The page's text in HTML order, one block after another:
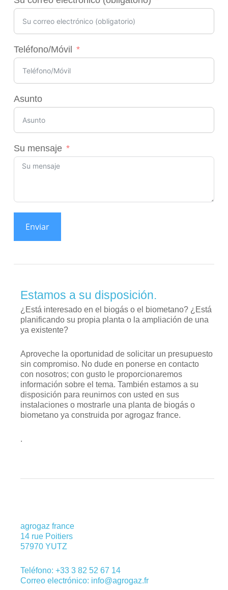
Teléfono/Móvil
Asunto
Su mensaje
Enviar
Estamos a su disposición.
¿Está interesado en el biogás o el biometano? ¿Está
planificando su propia planta o la ampliación de una
ya existente?
Aproveche la oportunidad de solicitar un presupuesto
sin compromiso. No dude en ponerse en contacto
con nosotros; con gusto le proporcionaremos
información sobre el tema. También estamos a su
disposición para reunirnos con usted en sus
instalaciones o mostrarle una planta de biogás o
biometano ya construida por agrogaz france.
.
agrogaz france
14 rue Poitiers
57970 YUTZ
Teléfono: +33 3 82 52 67 14
Correo electrónico: info@agrogaz.fr